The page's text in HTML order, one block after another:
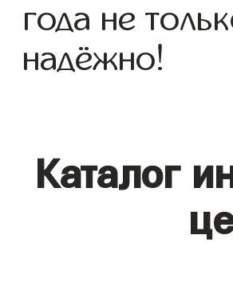
года не
надёжно!
Каталог